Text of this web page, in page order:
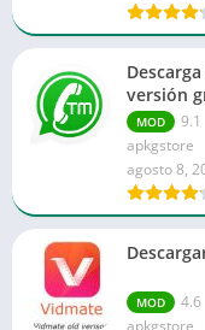
versión
MOD
9.1
apkgstore
agosto 8,
MOD
4.6
apkgstore